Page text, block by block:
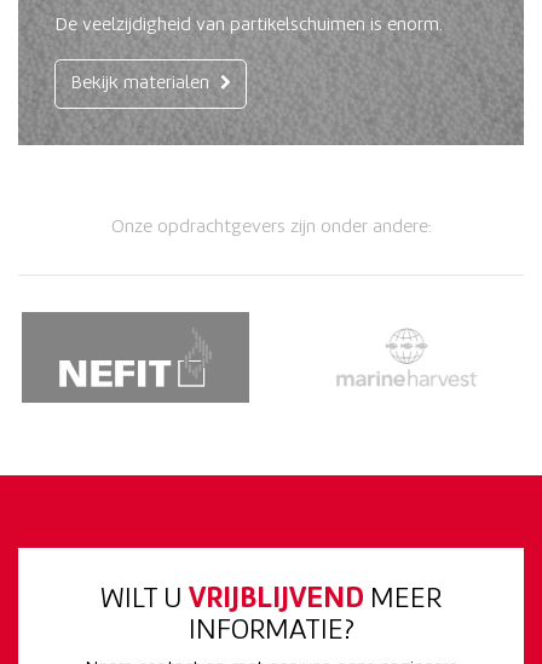
De veelzijdigheid van partikelschuimen is enorm.
Bekijk materialen
Onze opdrachtgevers zijn onder andere:
WILT U VRIJBLIJVEND MEER
INFORMATIE?